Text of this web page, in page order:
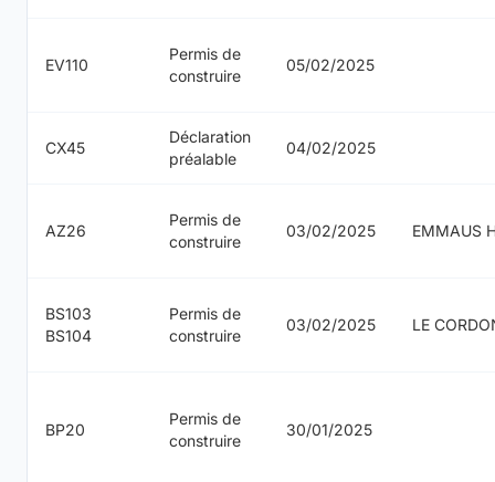
EV110
Permis de
construire
05/02/2025
CX45
Déclaration
préalable
04/02/2025
AZ26
Permis de
construire
03/02/2025 EMMAUS
BS103
BS104
Permis de
construire
03/02/2025 LE
BP20
Permis de
construire
30/01/2025